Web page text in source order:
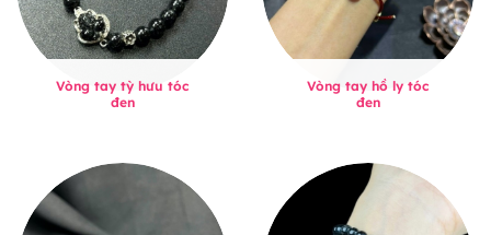
Vòng tay tỳ hưu tóc
đen
Vòng tay hồ ly tóc
đen